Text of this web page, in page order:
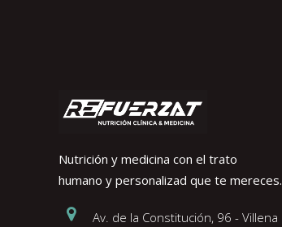
Nutrición y medicina con el trato
humano y personalizad que te mereces.
Av. de la Constitución, 96 - Villena